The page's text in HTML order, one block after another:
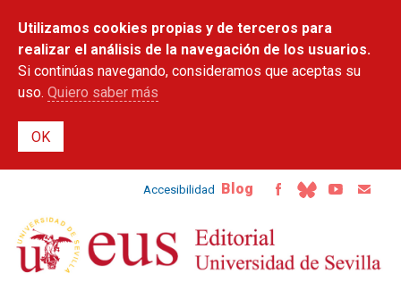
contenido
principal
Utilizamos cookies propias y de terceros para
realizar el análisis de la navegación de los usuarios.
Si continúas navegando, consideramos que aceptas su
uso. Quiero saber más
Accesibilidad Blog